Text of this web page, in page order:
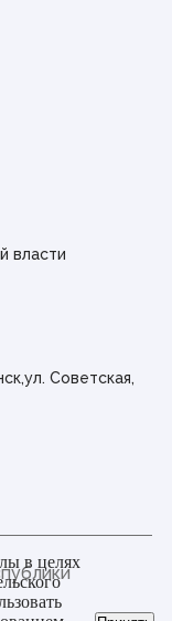
власти
Советская,
в целях